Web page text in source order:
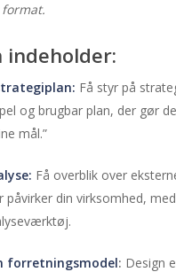
indeholder:
Få styr på
og brugbar plan, der gør
mål.”
Få overblik over
påvirker din virksomhed,
forretningsmodel: Design